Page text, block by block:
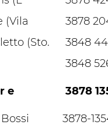
(Vila
3878
(Sto.
3848
3848
e
3878
3878-